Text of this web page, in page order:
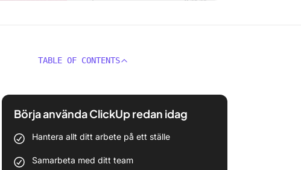
TABLE OF CONTENTS
Börja använda ClickUp redan idag
Hantera allt ditt arbete på ett ställe
Samarbeta med ditt team